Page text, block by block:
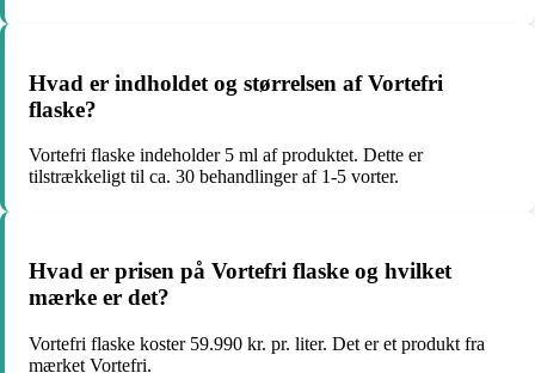
Hvad er indholdet og størrelsen af Vortefri
flaske?
Vortefri flaske indeholder 5 ml af produktet. Dette er
tilstrækkeligt til ca. 30 behandlinger af 1-5 vorter.
Hvad er prisen på Vortefri flaske og hvilket
mærke er det?
Vortefri flaske koster 59.990 kr. pr. liter. Det er et produkt fra
mærket Vortefri.